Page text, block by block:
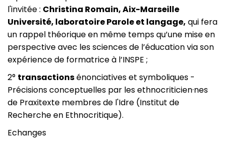
l'invitée : Christina Romain, Aix-Marseille
Université, laboratoire Parole et langage, qui fera
un rappel théorique en même temps qu’une mise en
perspective avec les sciences de l’éducation via son
expérience de formatrice à l’INSPE ;
2° transactionsénonciatives et symboliques -
Précisions conceptuelles par les ethnocriticien·nes
de Praxitexte membres de l'Idre (Institut de
Recherche en Ethnocritique).
Echanges